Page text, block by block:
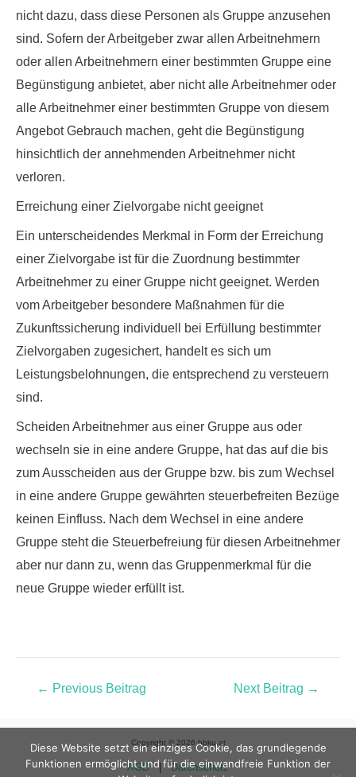
nicht dazu, dass diese Personen als Gruppe anzusehen
sind. Sofern der Arbeitgeber zwar allen Arbeitnehmern
oder allen Arbeitnehmern einer bestimmten Gruppe eine
Begünstigung anbietet, aber nicht alle Arbeitnehmer oder
alle Arbeitnehmer einer bestimmten Gruppe von diesem
Angebot Gebrauch machen, geht die Begünstigung
hinsichtlich der annehmenden Arbeitnehmer nicht
verloren.
Erreichung einer Zielvorgabe nicht geeignet
Ein unterscheidendes Merkmal in Form der Erreichung
einer Zielvorgabe ist für die Zuordnung bestimmter
Arbeitnehmer zu einer Gruppe nicht geeignet. Werden
vom Arbeitgeber besondere Maßnahmen für die
Zukunftssicherung individuell bei Erfüllung bestimmter
Zielvorgaben zugesichert, handelt es sich um
Leistungsbelohnungen, die entsprechend zu versteuern
sind.
Scheiden Arbeitnehmer aus einer Gruppe aus oder
wechseln sie in eine andere Gruppe, hat das auf die bis
zum Ausscheiden aus der Gruppe bzw. bis zum Wechsel
in eine andere Gruppe gewährten steuerbefreiten Bezüge
keinen Einfluss. Nach dem Wechsel in eine andere
Gruppe steht die Steuerbefreiung für diesen Arbeitnehmer
aber nur dann zu, wenn das Gruppenmerkmal für die
neue Gruppe wieder erfüllt ist.
← Previous Beitrag Next Beitrag →
Copyright © 2026 bbku.at
AGB|Datenschutz
Diese Website setzt ein einziges Cookie, das grundlegende
Funktionen ermöglicht und für die einwandfreie Funktion der